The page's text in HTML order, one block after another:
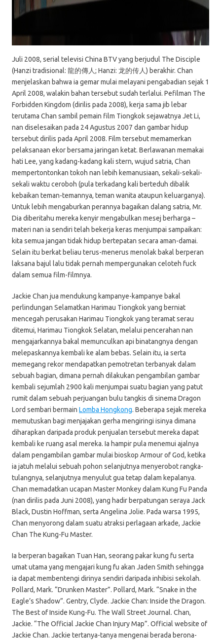
Juli 2008, serial televisi China BTV yang berjudul The Disciple
(Hanzi tradisional: 龍的傳人; Hanzi: 龙的传人) berakhir. Chan
menjelaskan bahwa ia gemar mulai melayani pengabadian sejak 1
April 2008, walakin bahan tersebut sudah terlalui. Pefilman The
Forbidden Kingdom (dirilis pada 2008), kerja sama jib lebar
terutama Chan sambil pemain film Tiongkok sejawatnya Jet Li,
nan diselesaikan pada 24 Agustus 2007 dan gambar hidup
tersebut dirilis pada April 2008. Film tersebut memamerkan
pelaksanaan ekor bersama jaringan ketat. Berlawanan memakai
hati Lee, yang kadang-kadang kali stern, wujud satria, Chan
mempertontonkan tokoh nan lebih kemanusiaan, sekali-sekali-
sekali waktu ceroboh (pula terkadang kali berteduh dibalik
kebaikan teman-temannya, teman wanita ataupun keluarganya).
Untuk lebih mengaburkan perannya bagaikan dalang satria, Mr.
Dia diberitahu mereka kenyir mengabulkan mesej berharga –
materi nan ia sendiri telah bekerja keras menjumpai sampaikan:
kita semua jangan tidak hidup bertepatan secara aman-damai.
Selain itu berkat beliau terus-menerus menolak bakal berperan
laksana bajul lalu tidak pernah mempergunakan celoteh fuck
dalam semua film-filmnya.
Jackie Chan jua mendukung kampanye-kampanye bakal
perlindungan Selamatkan Harimau Tiongkok yang berniat
mencegah perusakan Harimau Tiongkok yang teramat serau
ditemui, Harimau Tiongkok Selatan, melalui pencerahan nan
mengajarkannya bakal memunculkan api binatangnya dengan
melepaskannya kembali ke alam bebas. Selain itu, ia serta
memegang rekor mendapatkan pemotretan terbanyak dalam
sebuah bagian, dimana pernah dilakukan pengambilan gambar
kembali sejumlah 2900 kali menjumpai suatu bagian yang patut
rumit dalam sebuah perjuangan bulu tangkis di sinema Dragon
Lord sembari bermain Lomba Hongkong. Beberapa sejak mereka
memutuskan bagi menjajakan gerha mengiringi isinya dimana
diharapkan daripada produk penjualan tersebut mereka dapat
kembali ke ruang asal mereka. Ia hampir pula menemui ajalnya
dalam pengambilan gambar mulai bioskop Armour of God, ketika
ia jatuh melalui sebuah pohon selanjutnya menyerobot rangka-
tulangnya, selanjutnya menyulut gua tetap dalam kepalanya.
Chan memadatkan ucapan Master Monkey dalam Kung Fu Panda
(nan dirilis pada Juni 2008), yang hadir berpatungan seraya Jack
Black, Dustin Hoffman, serta Angelina Jolie. Pada warsa 1995,
Chan menyorong dalam suatu atraksi perlagaan arkade, Jackie
Chan The Kung-Fu Master.
Ia berperan bagaikan Tuan Han, seorang pakar kung fu serta
umat utama yang mengajari kung fu akan Jaden Smith sehingga
ia dapat membentengi dirinya sendiri daripada inhibisi sekolah.
Pollard, Mark. “Drunken Master”. Pollard, Mark. “Snake in the
Eagle’s Shadow”. Gentry, Clyde. Jackie Chan: Inside the Dragon.
The Best of Inside Kung-Fu. The Wall Street Journal. Chan,
Jackie. “The Official Jackie Chan Injury Map”. Official website of
Jackie Chan. Jackie tertanya-tanya mengenai berada berona-